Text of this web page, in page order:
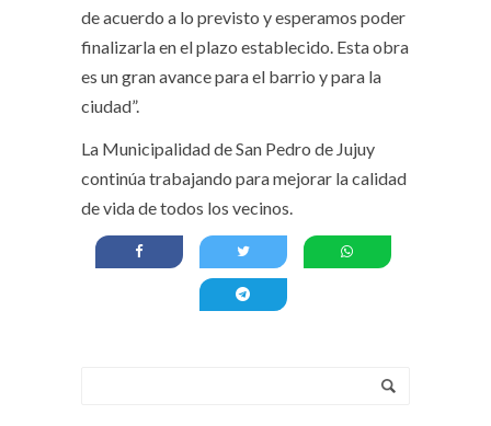
de acuerdo a lo previsto y esperamos poder
finalizarla en el plazo establecido. Esta obra
es un gran avance para el barrio y para la
ciudad”.
La Municipalidad de San Pedro de Jujuy
continúa trabajando para mejorar la calidad
de vida de todos los vecinos.